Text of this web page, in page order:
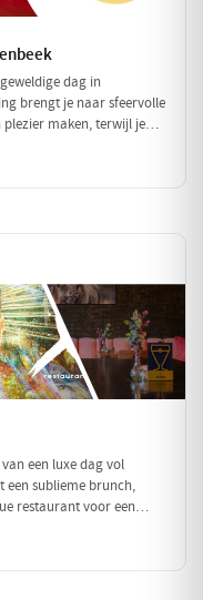
dag in
brengt je naar sfeervolle
maken, terwijl je
een luxe dag vol
een sublieme brunch,
restaurant voor een
Een dag om nooit te